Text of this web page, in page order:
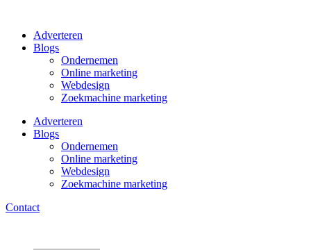
inhoud
Adverteren
Blogs
Ondernemen
Online marketing
Webdesign
Zoekmachine marketing
Adverteren
Blogs
Ondernemen
Online marketing
Webdesign
Zoekmachine marketing
Contact